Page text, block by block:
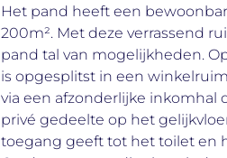
Het pand heeft een
200m². Met deze verrassend
pand tal van mogelijkheden.
is opgesplitst in een
via een afzonderlijke inkomhal
privé gedeelte op het
toegang geeft tot het toilet en